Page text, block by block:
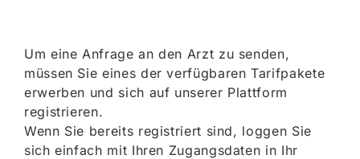
Um eine Anfrage an den Arzt zu senden,
müssen Sie eines der verfügbaren Tarifpakete
erwerben und sich auf unserer Plattform
registrieren.
Wenn Sie bereits registriert sind, loggen Sie
sich einfach mit Ihren Zugangsdaten in Ihr